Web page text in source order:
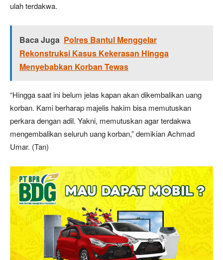
ulah terdakwa.
Baca Juga Polres Bantul Menggelar
Rekonstruksi Kasus Kekerasan Hingga
Menyebabkan Korban Tewas
“Hingga saat ini belum jelas kapan akan dikembalikan uang
korban. Kami berharap majelis hakim bisa memutuskan
perkara dengan adil. Yakni, memutuskan agar terdakwa
mengembalikan seluruh uang korban,” demikian Achmad
Umar. (Tan)